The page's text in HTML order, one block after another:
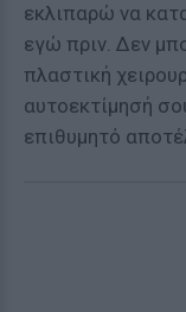
εκλιπαρώ να
εγώ πριν. Δεν
πλαστική
αυτοεκτίμησή
επιθυμητό